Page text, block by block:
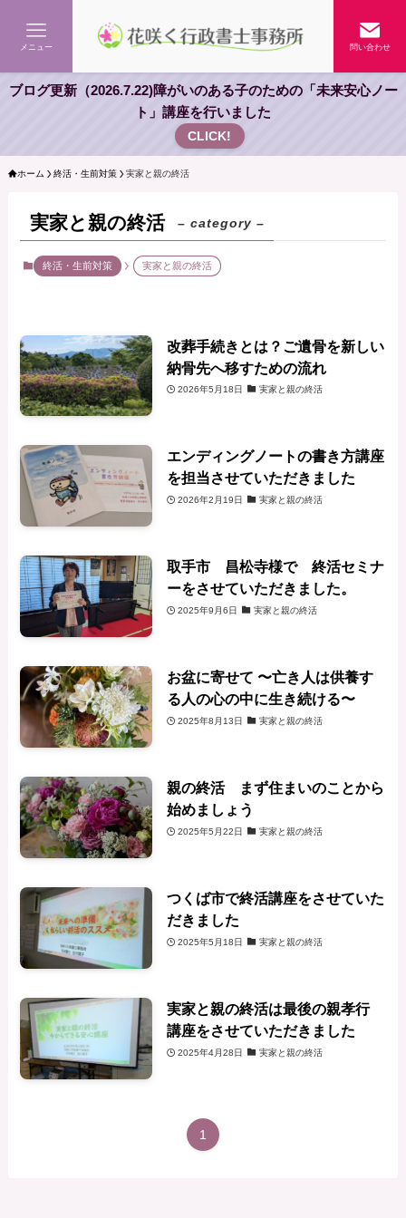
問い合わせ
メニュー
ブログ更新（2026.7.22)障がいのある子のための「未来安心ノー
ト」講座を行いました
CLICK!
ホーム 終活・生前対策 実家と親の終活
実家と親の終活 – category –
終活・生前対策 実家と親の終活
改葬手続きとは？ご遺骨を新しい
納骨先へ移すための流れ
2026年5月18日 実家と親の終活
エンディングノートの書き方講座
を担当させていただきました
2026年2月19日 実家と親の終活
取手市 昌松寺様で 終活セミナ
ーをさせていただきました。
2025年9月6日 実家と親の終活
お盆に寄せて 〜亡き人は供養す
る人の心の中に生き続ける〜
2025年8月13日 実家と親の終活
親の終活 まず住まいのことから
始めましょう
2025年5月22日 実家と親の終活
つくば市で終活講座をさせていた
だきました
2025年5月18日 実家と親の終活
実家と親の終活は最後の親孝行
講座をさせていただきました
2025年4月28日 実家と親の終活
1